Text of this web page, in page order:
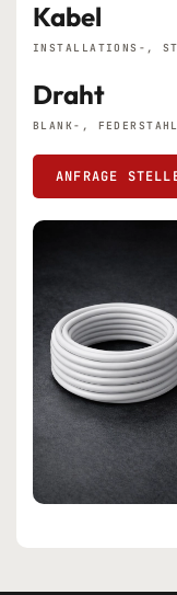
Kabel
INSTALLATIONS-,
Draht
BLANK-,
ANFRAGE